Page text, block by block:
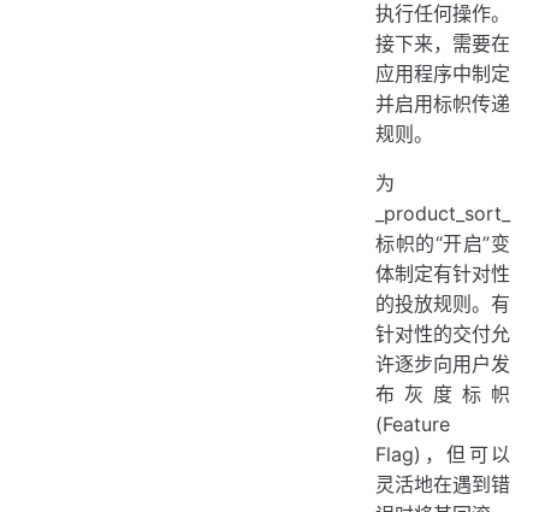
执行任何操作。
接下来，需要在
应用程序中制定
并启用标帜传递
规则。
为
_product_sort_
标帜的“开启”变
体制定有针对性
的投放规则。有
针对性的交付允
许逐步向用户发
布灰度标帜
(Feature
Flag)，但可以
灵活地在遇到错